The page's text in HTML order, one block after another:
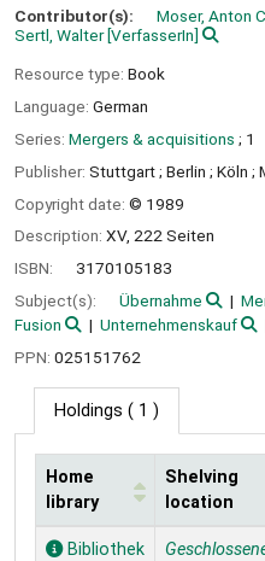
Contributor(s): Moser, Anton C
Sertl, Walter[VerfasserIn]
Resource type: Book
Language: German
Series: Mergers & acquisitions ; 1
Publisher: Stuttgart ; Berlin ; Köln ;
Copyright date: © 1989
Description: XV, 222 Seiten
ISBN:
3170105183
Subject(s):
Übernahme
Fusion
Unternehmenskauf
PPN: 025151762
Holdings ( 1 )
Holdings
Home
library
Shelving
location
Bibliothek